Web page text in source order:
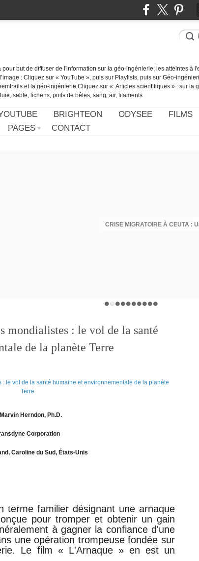
pour but de diffuser de l'information sur la géo-ingénierie, les atteintes à
: Cliquez sur « YouTube », puis sur Playlists, puis sur Géo-
et la géo-ingénierie Cliquez sur « Articles scientifiques » : sur la
sable, lichens, poils de bêtes, sang, air, filaments
BRIGHTEON ODYSEE FILMS
PAGES CONTACT
mondialistes : le vol de la santé
de la planète Terre
Herndon, Ph.D.
Corporation
Caroline du Sud, États-Unis
terme familier désignant une arnaque
pour tromper et obtenir un gain
à gagner la confiance d'une
une opération trompeuse fondée sur
Le film « L'Arnaque » en est un